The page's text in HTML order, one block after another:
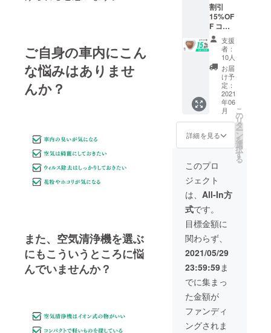
ご自身の車内にこん
な悩みはありませ
んか？
また、空気清浄機を選ぶ
にもこういうところに悩
んでいませんか？
販売修理業
の観点から
車を使用す
るすべての
場面で安
全・快適に
過ごすため
のサポート
ができる自
社製品や海
たいと考え
ています。
■AirRe
born ×
1個（ブ
ラック)
■シガー
ソケッ
トケー
ブル × 1
■USB-
Aケーブ
ル×1個
■取扱説
明書
割引
15%OF
F コー
ス 一般
販売予
定価格
10450
円 →
8880円
（税・
送料
込） 配
送時
期：
2021年
月初旬
予定
【内
容】
■AirRe
born ×
1個（ホ
ワイト)
■シガー
ソケッ
トケー
ブル × 1
個
■USB-
Aケーブ
ル×1個
（USB
ケーブ
支援
者：
10人
お届
け予
定：
2021
年06
月
詳細を見る
こ
の
リ
タ
ー
ン
を
選
択
す
る
このプロ
ジェクト
は、 All-In方
式です。
目標金額に
関わらず、
2021/05/29
23:59:59ま
でに集まっ
た金額が
ファンディ
ングされま